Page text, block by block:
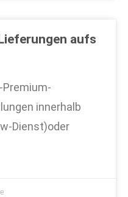
aufs
Premium-
innerhalb
Dienst)oder